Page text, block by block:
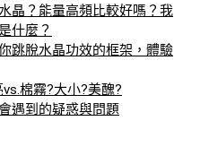
晶？能量高頻比較好嗎？我
什麼？
跳脫水晶功效的框架，體驗
棉霧?大小?美醜?
遇到的疑惑與問題